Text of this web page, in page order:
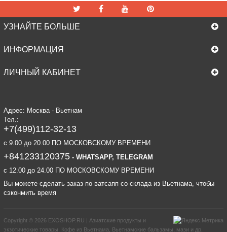
УЗНАЙТЕ БОЛЬШЕ
ИНФОРМАЦИЯ
ЛИЧНЫЙ КАБИНЕТ
Адрес: Москва - Вьетнам
Тел.:
+7(499)112-32-13
c 9.00 до 20.00 ПО МОСКОВСКОМУ ВРЕМЕНИ
+841233120375- WHATSAPP, TELEGRAM
c 12.00 до 24.00 ПО МОСКОВСКОМУ ВРЕМЕНИ
Вы можете сделать заказ по ватсапп со склада из Вьетнама, чтобы
сэконмить время
Copyright © 2026 EXOSHOP.RU | Азиатские продукты и
экзотические товары. Кофе из Вьетнама, Вьетнамские бальзамы, мази и др.